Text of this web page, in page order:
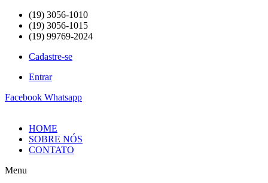
(19) 3056-1010
(19) 3056-1015
(19) 99769-2024
Cadastre-se
Entrar
Facebook Whatsapp
HOME
SOBRE NÓS
CONTATO
Menu